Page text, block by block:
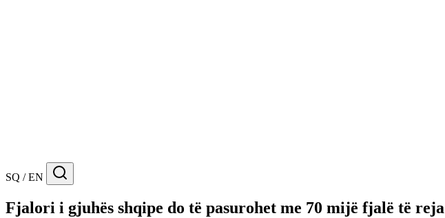
SQ / EN
Fjalori i gjuhës shqipe do të pasurohet me 70 mijë fjalë të reja